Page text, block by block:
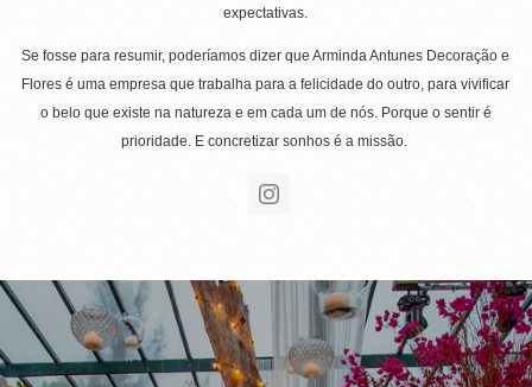
expectativas.
Se fosse para resumir, poderíamos dizer que Arminda Antunes Decoração e
Flores é uma empresa que trabalha para a felicidade do outro, para vivificar
o belo que existe na natureza e em cada um de nós. Porque o sentir é
prioridade. E concretizar sonhos é a missão.